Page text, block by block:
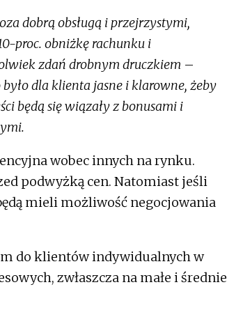
dobrą obsługą i przejrzystymi,
proc. obniżkę rachunku i
zdań drobnym druczkiem –
było dla klienta jasne i klarowne, żeby
będą się wiązały z bonusami i
wobec innych na rynku.
podwyżką cen. Natomiast jeśli
mieli możliwość negocjowania
do klientów indywidualnych w
zwłaszcza na małe i średnie